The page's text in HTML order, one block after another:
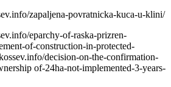
zapaljena-povratnicka-kuca-u-klini/
eparchy-of-raska-prizren-
of-construction-in-protected-
decision-on-the-confirmation-
of-24ha-not-implemented-3-years-